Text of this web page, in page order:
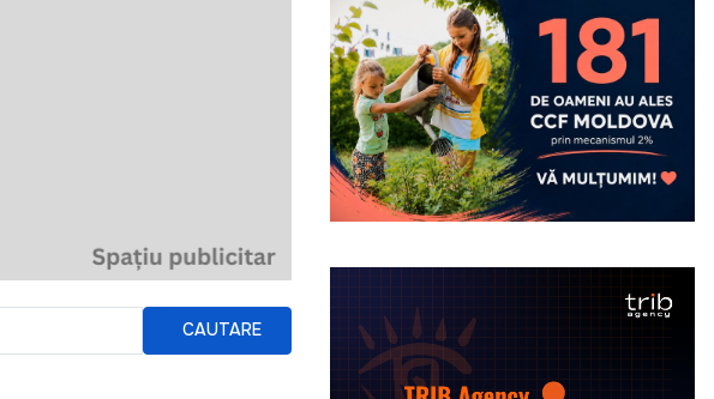
CAUTARE